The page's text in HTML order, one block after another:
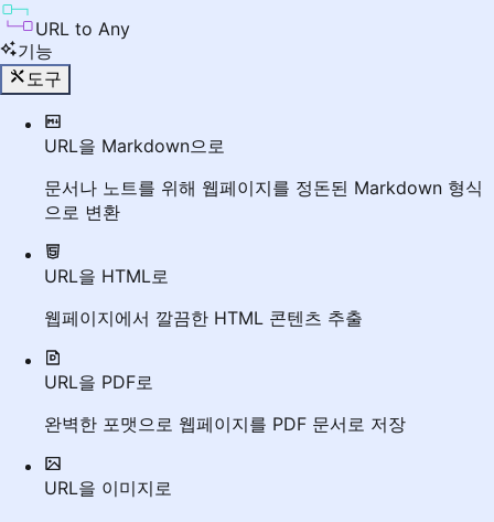
URL to Any
기능
도구
URL을 Markdown으로
문서나 노트를 위해 웹페이지를 정돈된 Markdown 형식
으로 변환
URL을 HTML로
웹페이지에서 깔끔한 HTML 콘텐츠 추출
URL을 PDF로
완벽한 포맷으로 웹페이지를 PDF 문서로 저장
URL을 이미지로